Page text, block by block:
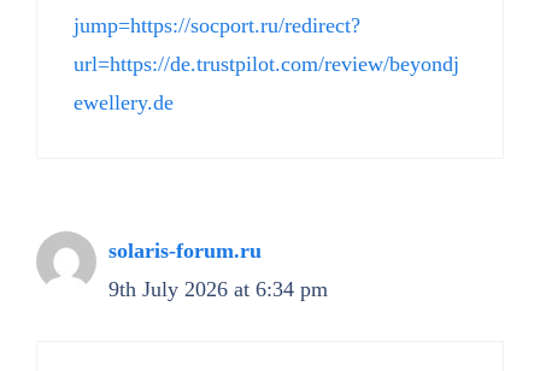
jump=https://socport.ru/redirect?
url=https://de.trustpilot.com/review/beyondj
ewellery.de
solaris-forum.ru
9th July 2026 at 6:34 pm